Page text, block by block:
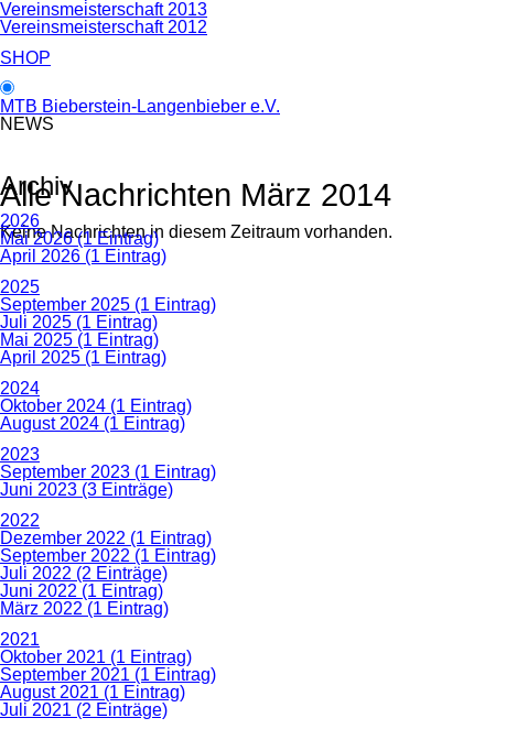
Vereinsmeisterschaft 2013
Vereinsmeisterschaft 2012
SHOP
MTB Bieberstein-Langenbieber e.V.
NEWS
Alle Nachrichten März 2014
Keine Nachrichten in diesem Zeitraum vorhanden.
Archiv
2026
Mai 2026 (1 Eintrag)
April 2026 (1 Eintrag)
2025
September 2025 (1 Eintrag)
Juli 2025 (1 Eintrag)
Mai 2025 (1 Eintrag)
April 2025 (1 Eintrag)
2024
Oktober 2024 (1 Eintrag)
August 2024 (1 Eintrag)
2023
September 2023 (1 Eintrag)
Juni 2023 (3 Einträge)
2022
Dezember 2022 (1 Eintrag)
September 2022 (1 Eintrag)
Juli 2022 (2 Einträge)
Juni 2022 (1 Eintrag)
März 2022 (1 Eintrag)
2021
Oktober 2021 (1 Eintrag)
September 2021 (1 Eintrag)
August 2021 (1 Eintrag)
Juli 2021 (2 Einträge)